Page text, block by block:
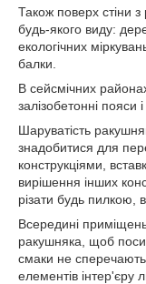
Також поверх стіни
будь-якого виду:
екологічних
балки.
В сейсмічних
залізобетонні пояси
Шаруватість
знадобитися для
конструкціями,
вирішення інших
різати будь пилкою,
Всередині
ракушняка, щоб
смаки не
елементів інтер'єру